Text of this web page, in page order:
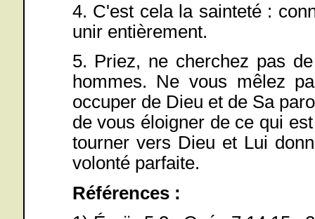
4. C'est cela la sainteté :
unir entièrement.
5. Priez, ne cherchez pas
hommes. Ne vous mêlez
occuper de Dieu et de Sa
de vous éloigner de ce qui
tourner vers Dieu et Lui
volonté parfaite.
Références :